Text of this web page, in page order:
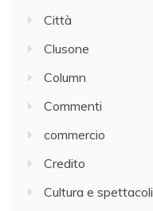
Città
Clusone
Column
Commenti
commercio
Credito
Cultura e spettacoli